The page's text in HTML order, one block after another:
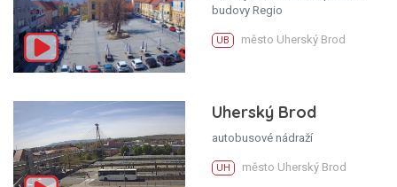
budovy Regio
UB město Uherský Brod
Uherský Brod
autobusové nádraží
UH město Uherský Brod